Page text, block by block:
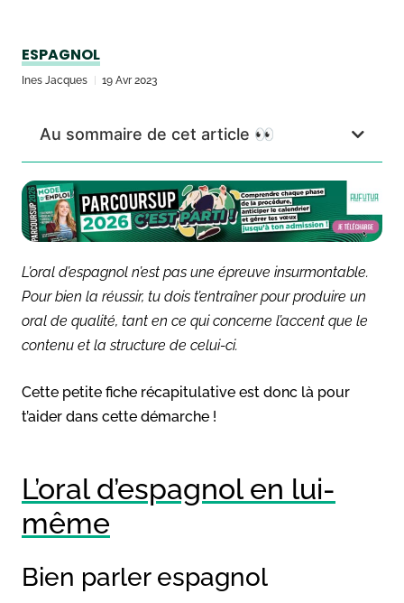
ESPAGNOL
Ines Jacques 19 Avr 2023
Au sommaire de cet article 👀
L’oral d’espagnol n’est pas une épreuve insurmontable.
Pour bien la réussir, tu dois t’entraîner pour produire un
oral de qualité, tant en ce qui concerne l’accent que le
contenu et la structure de celui-ci.
Cette petite fiche récapitulative est donc là pour
t’aider dans cette démarche !
L’oral d’espagnol en lui-
même
Bien parler espagnol